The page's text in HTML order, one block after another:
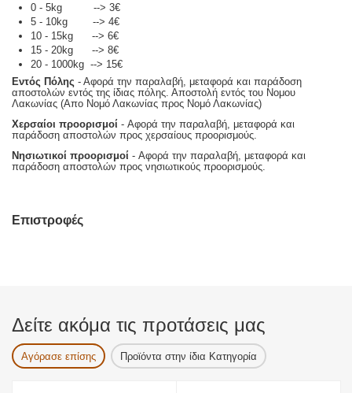
0 - 5kg --> 3€
5 - 10kg --> 4€
10 - 15kg --> 6€
15 - 20kg --> 8€
20 - 1000kg --> 15€
Εντός Πόλης - Αφορά την παραλαβή, μεταφορά και παράδοση
αποστολών εντός της ίδιας πόλης. Αποστολή εντός του Νομου
Λακωνίας (Απο Νομό Λακωνίας προς Νομό Λακωνίας)
Χερσαίοι προορισμοί - Αφορά την παραλαβή, μεταφορά και
παράδοση αποστολών προς χερσαίους προορισμούς.
Νησιωτικοί προορισμοί - Αφορά την παραλαβή, μεταφορά και
παράδοση αποστολών προς νησιωτικούς προορισμούς.
Επιστροφές
Δείτε ακόμα τις προτάσεις μας
Αγόρασε επίσης Προϊόντα στην ίδια Κατηγορία